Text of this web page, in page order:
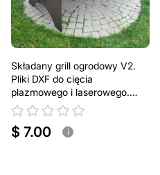
Składany grill ogrodowy V2.
Pliki DXF do cięcia
plazmowego i laserowego.
Przenośny grill BBQ
$ 7.00 i